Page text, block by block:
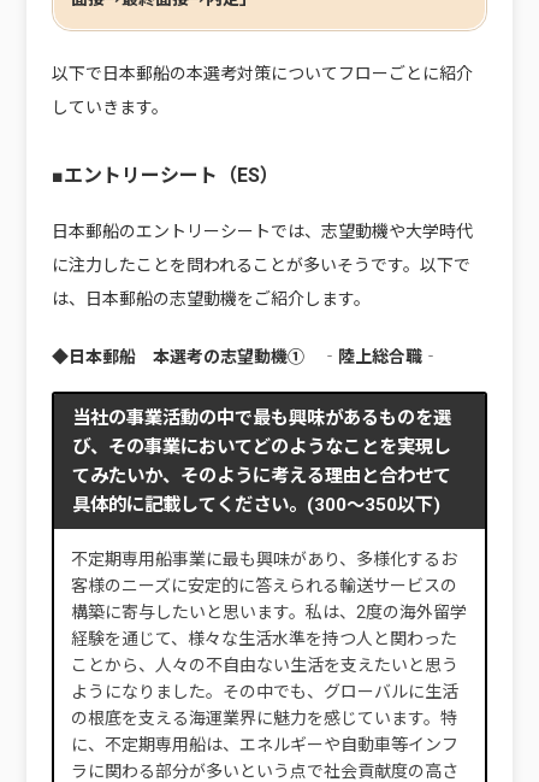
以下で日本郵船の本選考対策についてフローごとに紹介
していきます。
■エントリーシート（ES）
日本郵船のエントリーシートでは、志望動機や大学時代
に注力したことを問われることが多いそうです。以下で
は、日本郵船の志望動機をご紹介します。
◆日本郵船 本選考の志望動機① ‐陸上総合職‐
当社の事業活動の中で最も興味があるものを選
び、その事業においてどのようなことを実現し
てみたいか、そのように考える理由と合わせて
具体的に記載してください。(300〜350以下)
不定期専用船事業に最も興味があり、多様化するお
客様のニーズに安定的に答えられる輸送サービスの
構築に寄与したいと思います。私は、2度の海外留学
経験を通じて、様々な生活水準を持つ人と関わった
ことから、人々の不自由ない生活を支えたいと思う
ようになりました。その中でも、グローバルに生活
の根底を支える海運業界に魅力を感じています。特
に、不定期専用船は、エネルギーや自動車等インフ
ラに関わる部分が多いという点で社会貢献度の高さ